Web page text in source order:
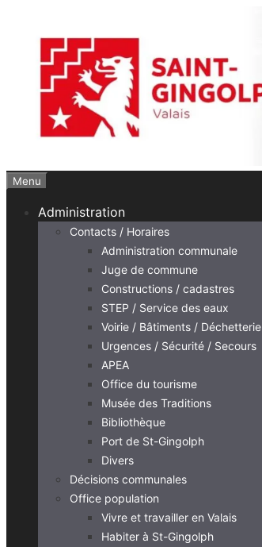
contenu
Menu
Administration
Contacts / Horaires
Administration communale
Juge de commune
Constructions / cadastres
STEP / Service des eaux
Voirie / Bâtiments / Déchetterie
Urgences / Sécurité / Secours
APEA
Office du tourisme
Musée des Traditions
Bibliothèque
Port de St-Gingolph
Divers
Décisions communales
Office population
Vivre et travailler en Valais
Habiter à St-Gingolph